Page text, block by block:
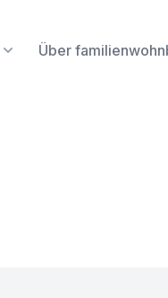
Über